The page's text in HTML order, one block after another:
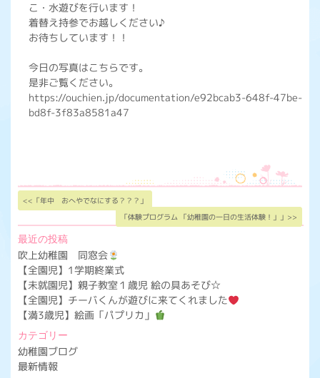
こ・水遊びを行います！
着替え持参でお越しください♪
お待ちしています！！
今日の写真はこちらです。
是非ご覧ください。
https://ouchien.jp/documentation/e92bcab3-648f-47be-
bd8f-3f83a8581a47
<<「年中 おへやでなにする？？？」
「体験プログラム 「幼稚園の一日の生活体験！」」>>
最近の投稿
吹上幼稚園 同窓会
【全園児】1学期終業式
【未就園児】親子教室１歳児 絵の具あそび☆
【全園児】チーバくんが遊びに来てくれました
【満3歳児】絵画「パプリカ」
カテゴリー
幼稚園ブログ
最新情報